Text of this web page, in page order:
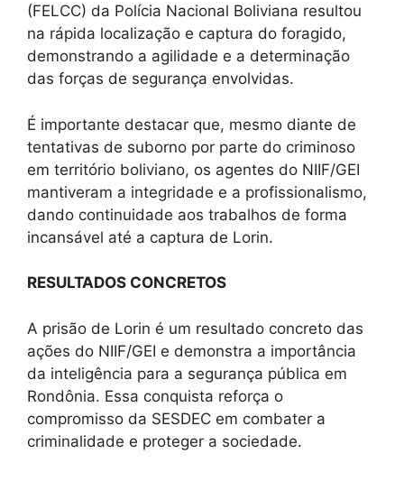
(FELCC) da Polícia Nacional Boliviana resultou
na rápida localização e captura do foragido,
demonstrando a agilidade e a determinação
das forças de segurança envolvidas.
É importante destacar que, mesmo diante de
tentativas de suborno por parte do criminoso
em território boliviano, os agentes do NIIF/GEI
mantiveram a integridade e a profissionalismo,
dando continuidade aos trabalhos de forma
incansável até a captura de Lorin.
RESULTADOS CONCRETOS
A prisão de Lorin é um resultado concreto das
ações do NIIF/GEI e demonstra a importância
da inteligência para a segurança pública em
Rondônia. Essa conquista reforça o
compromisso da SESDEC em combater a
criminalidade e proteger a sociedade.